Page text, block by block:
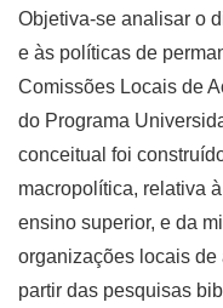
Objetiva-se analisar o
e às políticas de
Comissões Locais de
do Programa
conceitual foi
macropolítica, relativa
ensino superior, e da
organizações locais de
partir das pesquisas